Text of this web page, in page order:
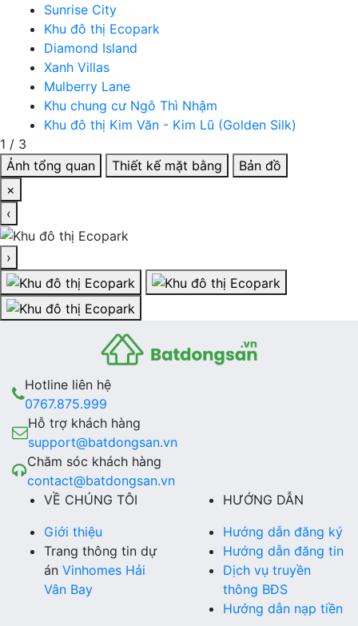
Sunrise City
Khu đô thị Ecopark
Diamond Island
Xanh Villas
Mulberry Lane
Khu chung cư Ngô Thì Nhậm
Khu đô thị Kim Văn - Kim Lũ (Golden Silk)
1 / 3
Ảnh tổng quan
Thiết kế mặt bằng
Bản đồ
×
‹
›
Hotline liên hệ
0767.875.999
Hỗ trợ khách hàng
support@batdongsan.vn
Chăm sóc khách hàng
contact@batdongsan.vn
VỀ CHÚNG TÔI
Giới thiệu
Trang thông tin dự
án Vinhomes Hải
Vân Bay
HƯỚNG DẪN
Hướng dẫn đăng ký
Hướng dẫn đăng tin
Dịch vụ truyền
thông BĐS
Hướng dẫn nạp tiền